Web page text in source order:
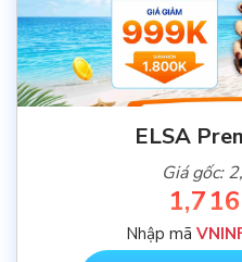
ELSA
Giá gốc:
Nhập mã